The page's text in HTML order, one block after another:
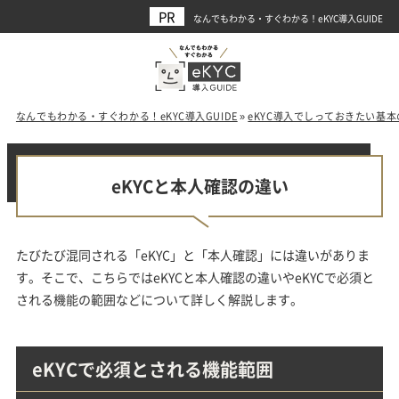
なんでもわかる・すぐわかる！eKYC導入GUIDE
なんでもわかる・すぐわかる！eKYC導入GUIDE»eKYC導入でしっておきたい基
eKYCと本人確認の違い
たびたび混同される「eKYC」と「本人確認」には違いがありま
す。そこで、こちらではeKYCと本人確認の違いやeKYCで必須と
される機能の範囲などについて詳しく解説します。
eKYCで必須とされる機能範囲